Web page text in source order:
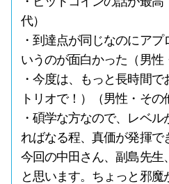
代）
・到達点が同じなのにア
いうのが面白かった（男性
・今度は、もっと長時間
トリオで！）（男性・その
・碩学な方なので、レベ
ればなる程、真価が発揮で
今回の中田さん、副島先生
と思います。ちょっと邪